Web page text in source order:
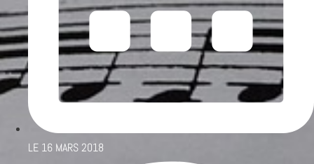
LE 16 MARS 2018